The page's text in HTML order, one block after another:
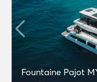
Fountaine Pajot